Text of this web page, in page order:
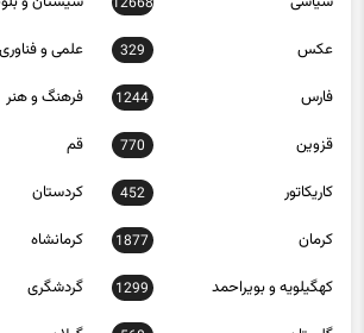
عکس 329 علمی و فناوری
فارس 1244 فرهنگ و هنر
قزوین 770 قم
کاریکاتور 452 کردستان
کرمان 1877 کرمانشاه
کهگیلویه و بویراحمد 1299 گردشگری
گلستان 568 گیلان